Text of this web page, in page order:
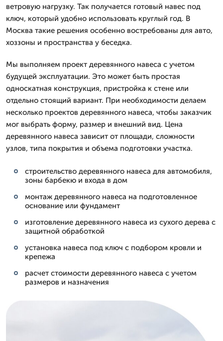
ветровую нагрузку. Так получается готовый навес под
ключ, который удобно использовать круглый год. В
Москва такие решения особенно востребованы для авто,
хоззоны и пространства у беседка.
Мы выполняем проект деревянного навеса с учетом
будущей эксплуатации. Это может быть простая
односкатная конструкция, пристройка к стене или
отдельно стоящий вариант. При необходимости делаем
несколько проектов деревянного навеса, чтобы заказчик
мог выбрать форму, размер и внешний вид. Цена
деревянного навеса зависит от площади, сложности
узлов, типа покрытия и объема подготовки участка.
строительство деревянного навеса для автомобиля,
зоны барбекю и входа в дом
монтаж деревянного навеса на подготовленное
основание или фундамент
изготовление деревянного навеса из сухого дерева с
защитной обработкой
установка навеса под ключ с подбором кровли и
крепежа
расчет стоимости деревянного навеса с учетом
размеров и назначения